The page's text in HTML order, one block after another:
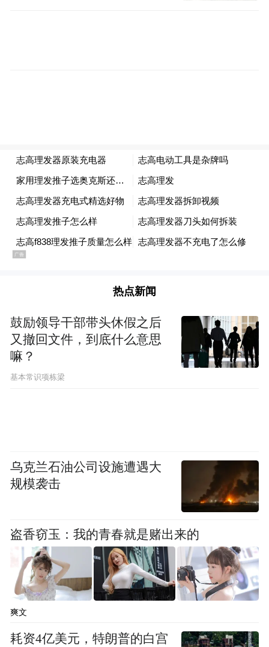
• 金凤奖主席暨国际精英女企业家联盟
（IWEA）总会长 Dr. Jenny Hoon 博士阁下：
这次本会也非常荣幸获得马来西亚政要的祝
• YBhg. Datuk Azman bin Abidin，马来西亚首
相政治秘书
• YB Datuk Ts. Mustapha Sakmud，马来西亚
高教部副部长
当晚出席的国际嘉宾还包括：
热点新闻
鼓励领导干部带头休假之后
又撤回文件，到底什么意思
嘛？
基本常识项栋梁
乌克兰石油公司设施遭遇大
规模袭击
盗香窃玉：我的青春就是赌出来的
爽文
耗资4亿美元，特朗普的白宫